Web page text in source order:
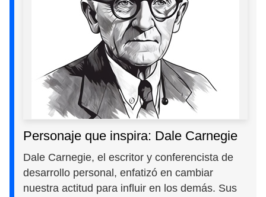
Personaje que inspira: Dale Carnegie
Dale Carnegie, el escritor y conferencista de
desarrollo personal, enfatizó en cambiar
nuestra actitud para influir en los demás. Sus